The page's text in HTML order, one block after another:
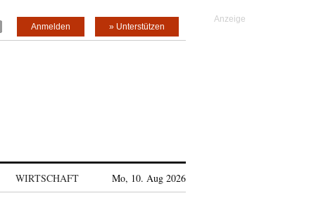
» Unterstützen
Anmelden
WIRTSCHAFT Mo, 10. Aug 2026